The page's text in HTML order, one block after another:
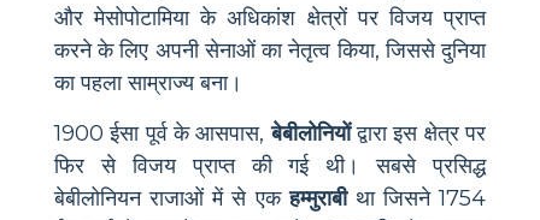
और मेसोपोटामिया के अधिकांश क्षेत्रों पर विजय प्राप्त
करने के लिए अपनी सेनाओं का नेतृत्व किया, जिससे दुनिया
का पहला साम्राज्य बना।
1900 ईसा पूर्व के आसपास,बेबीलोनियोंद्वारा इस क्षेत्र पर
फिर से विजय प्राप्त की गई थी। सबसे प्रसिद्ध
बेबीलोनियन राजाओं में से एकहम्मुराबीथा जिसने 1754